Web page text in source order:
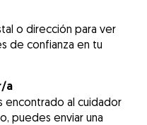
o dirección para ver
de confianza en tu
a
encontrado al cuidador
puedes enviar una